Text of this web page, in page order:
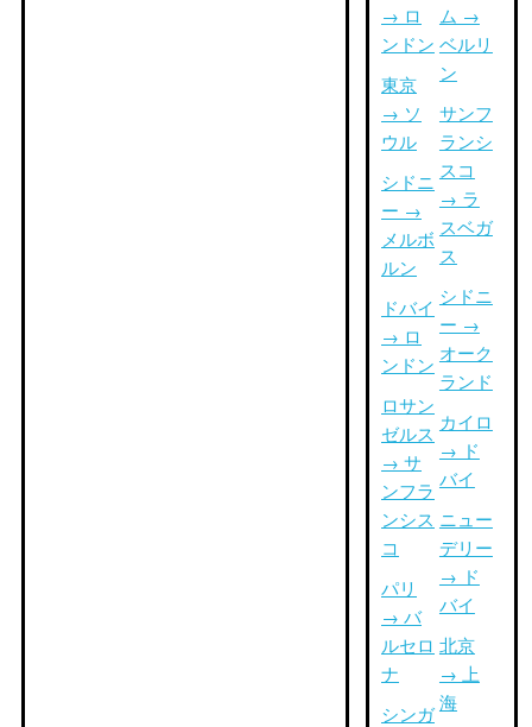
→ ロ
ンドン
東京
→ ソ
ウル
シドニ
ー →
メルボ
ルン
ドバイ
→ ロ
ンドン
ロサン
ゼルス
→ サ
ンフラ
ンシス
コ
パリ
→ バ
ルセロ
ナ
シンガ
ム →
ベルリ
ン
サンフ
ランシ
スコ
→ ラ
スベガ
ス
シドニ
ー →
オーク
ランド
カイロ
→ ド
バイ
ニュー
デリー
→ ド
バイ
北京
→ 上
海